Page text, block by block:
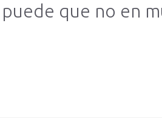
que no en